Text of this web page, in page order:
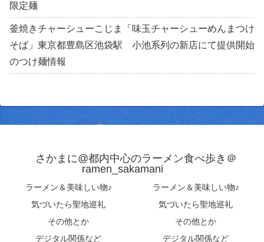
限定麺
釜焼きチャーシューこじま「味玉チャーシューめんまつけ
そば」東京都豊島区池袋駅 小池系列の新店にて提供開始
のつけ麺情報
さかまに@都内中心のラーメン食べ歩き＠
ramen_sakamani
ラーメン＆美味しい物♪
ラーメン＆美味しい物♪
気づいたら聖地巡礼
気づいたら聖地巡礼
その他とか
その他とか
デジタル関係など
デジタル関係など